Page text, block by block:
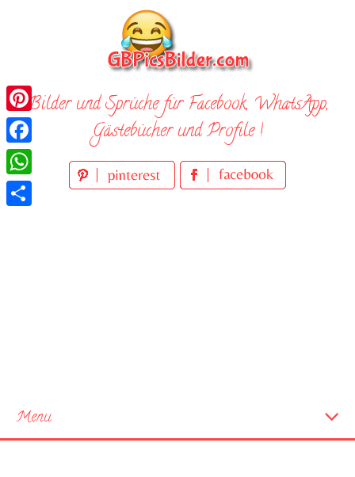
Bilder und Sprüche für Facebook, WhatsApp,
Gästebücher und Profile !
Menu
Pinterest
Facebook
WhatsApp